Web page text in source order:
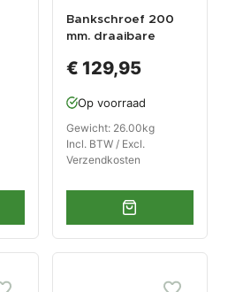
Bankschroef 200
mm. draaibare
aambeeld
€ 129,95
Op voorraad
Gewicht: 26.00kg
Incl. BTW / Excl.
Verzendkosten